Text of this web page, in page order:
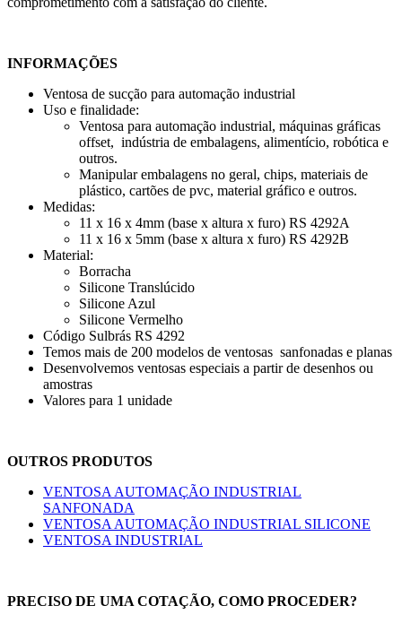
INFORMAÇÕES
Ventosa de sucção para automação industrial
Uso e finalidade:
Ventosa para automação industrial, máquinas gráficas
offset, indústria de embalagens, alimentício, robótica e
outros.
Manipular embalagens no geral, chips, materiais de
plástico, cartões de pvc, material gráfico e outros.
Medidas:
11 x 16 x 4mm (base x altura x furo) RS 4292A
11 x 16 x 5mm (base x altura x furo) RS 4292B
Material:
Borracha
Silicone Translúcido
Silicone Azul
Silicone Vermelho
Código Sulbrás RS 4292
Temos mais de 200 modelos de ventosas sanfonadas e planas
Desenvolvemos ventosas especiais a partir de desenhos ou
amostras
Valores para 1 unidade
OUTROS PRODUTOS
VENTOSA AUTOMAÇÃO INDUSTRIAL
SANFONADA
VENTOSA AUTOMAÇÃO INDUSTRIAL SILICONE
VENTOSA INDUSTRIAL
PRECISO DE UMA COTAÇÃO, COMO PROCEDER?